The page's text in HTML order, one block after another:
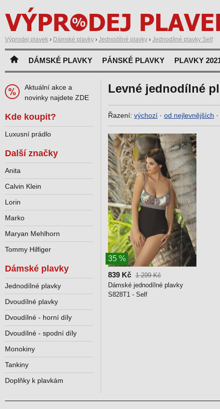
Výprodej plavek › Dámské plavky › Jednodílné plavky › Jednodílné plavky Self
DÁMSKÉ PLAVKY PÁNSKÉ PLAVKY PLAVKY
Levné jednodílné
Řazení: výchozí · od nejlevnějších ·
35 %
839 Kč 1 299 Kč
Dámské jednodílné plavky
S828T1 - Self
Aktuální akce a
novinky najdete ZDE
Kde koupit?
Luxusní prádlo
Další značky
Anita
Calvin Klein
Lorin
Marko
Maryan Mehlhorn
Tommy Hilfiger
Dámské plavky
Jednodílné plavky
Dvoudílné plavky
Dvoudílné - horní díly
Dvoudílné - spodní díly
Monokiny
Tankiny
Doplňky k plavkám